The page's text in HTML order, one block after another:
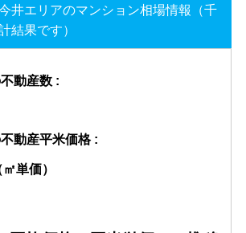
井エリアのマンション相場情報（千
結果です）
動産数 :
動産平米価格 :
単価）